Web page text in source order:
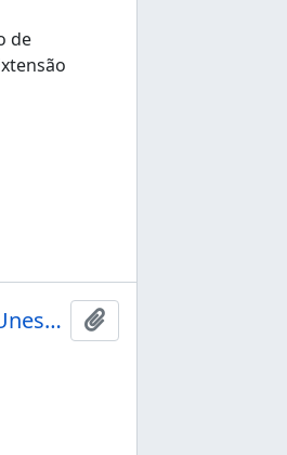
de
Ata da 149ª sessão extraordinária do Conselho Universitário da Unesp de 03/07/2020
Add to clipboard